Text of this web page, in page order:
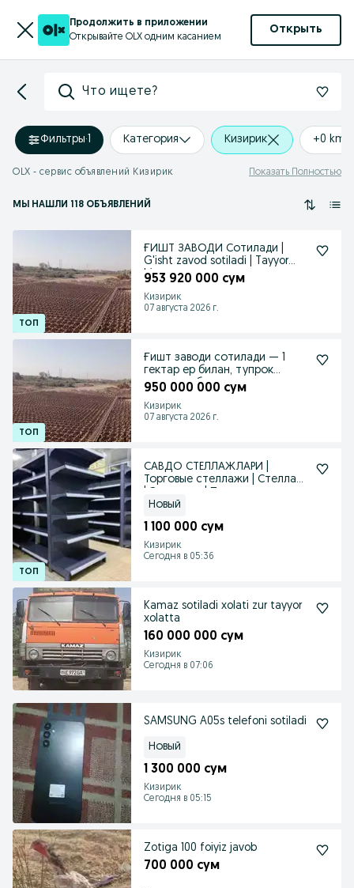
Продолжить в приложении
Открывайте OLX одним касанием
Открыть
Что ищете?
Фильтры·1 Категория Кизирик +0 km
OLX - сервис объявлений Кизирик Показать Полностью
МЫ НАШЛИ 118 ОБЪЯВЛЕНИЙ
ҒИШТ ЗАВОДИ Сотилади |
G'isht zavod sotiladi | Tayyor
biznes
953 920 000 сум
Кизирик
07 августа 2026 г.
Ғишт заводи сотилади — 1
гектар ер билан, тупрок
захираси бор
950 000 000 сум
Кизирик
07 августа 2026 г.
САВДО СТЕЛЛАЖЛАРИ |
Торговые стеллажи | Стеллаж
Новый
1 100 000 сум
Кизирик
Сегодня в 05:36
Kamaz sotiladi xolati zur tayyor
xolatta
160 000 000 сум
Кизирик
Сегодня в 07:06
SAMSUNG A05s telefoni sotiladi
Новый
1 300 000 сум
Кизирик
Сегодня в 05:15
Zotiga 100 foiyiz javob
700 000 сум